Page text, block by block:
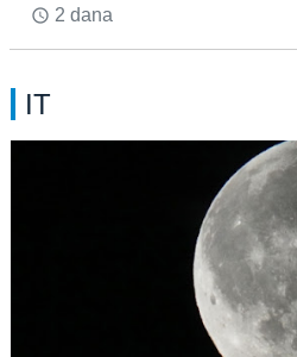
access_time 2 dana
IT